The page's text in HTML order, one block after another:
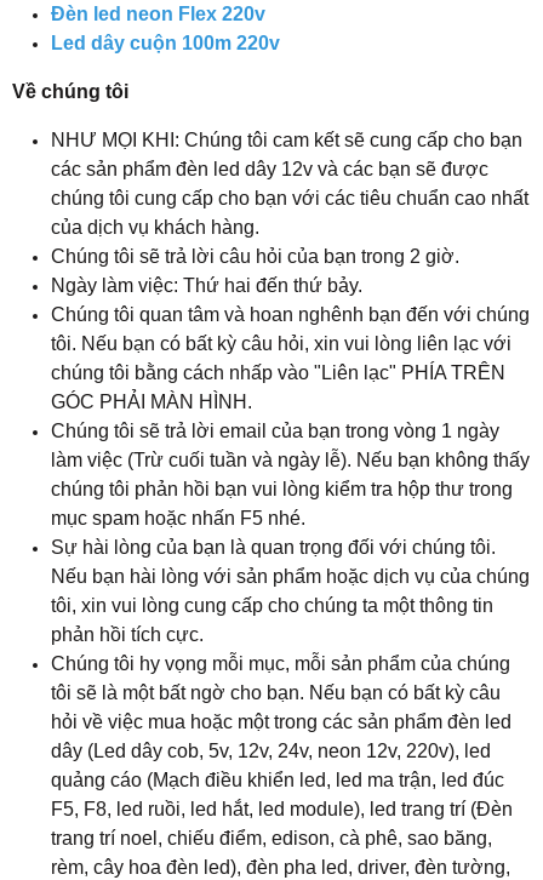
Đèn led neon Flex 220v
Led dây cuộn 100m 220v
Về chúng tôi
NHƯ MỌI KHI: Chúng tôi cam kết sẽ cung cấp cho bạn
các sản phẩm đèn led dây 12v và các bạn sẽ được
chúng tôi cung cấp cho bạn với các tiêu chuẩn cao nhất
của dịch vụ khách hàng.
Chúng tôi sẽ trả lời câu hỏi của bạn trong 2 giờ.
Ngày làm việc: Thứ hai đến thứ bảy.
Chúng tôi quan tâm và hoan nghênh bạn đến với chúng
tôi. Nếu bạn có bất kỳ câu hỏi, xin vui lòng liên lạc với
chúng tôi bằng cách nhấp vào "Liên lạc" PHÍA TRÊN
GÓC PHẢI MÀN HÌNH.
Chúng tôi sẽ trả lời email của bạn trong vòng 1 ngày
làm việc (Trừ cuối tuần và ngày lễ). Nếu bạn không thấy
chúng tôi phản hồi bạn vui lòng kiểm tra hộp thư trong
mục spam hoặc nhấn F5 nhé.
Sự hài lòng của bạn là quan trọng đối với chúng tôi.
Nếu bạn hài lòng với sản phẩm hoặc dịch vụ của chúng
tôi, xin vui lòng cung cấp cho chúng ta một thông tin
phản hồi tích cực.
Chúng tôi hy vọng mỗi mục, mỗi sản phẩm của chúng
tôi sẽ là một bất ngờ cho bạn. Nếu bạn có bất kỳ câu
hỏi về việc mua hoặc một trong các sản phẩm đèn led
dây (Led dây cob, 5v, 12v, 24v, neon 12v, 220v), led
quảng cáo (Mạch điều khiển led, led ma trận, led đúc
F5, F8, led ruồi, led hắt, led module), led trang trí (Đèn
trang trí noel, chiếu điểm, edison, cà phê, sao băng,
rèm, cây hoa đèn led), đèn pha led, driver, đèn tường,